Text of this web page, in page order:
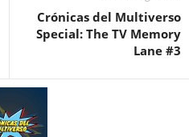
Crónicas del Multiverso
Special: The TV Memory
Lane #3